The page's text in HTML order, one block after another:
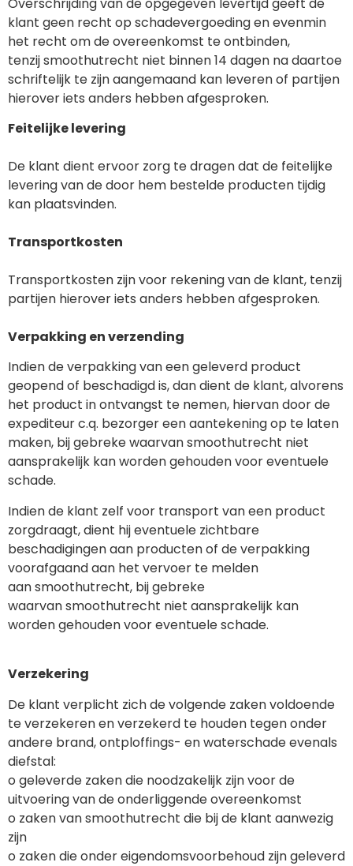
klant geen recht op schadevergoeding en evenmin
het recht om de overeenkomst te ontbinden,
tenzij smoothutrecht niet binnen 14 dagen na daartoe
schriftelijk te zijn aangemaand kan leveren of partijen
hierover iets anders hebben afgesproken.
Feitelijke levering
De klant dient ervoor zorg te dragen dat de feitelijke
levering van de door hem bestelde producten tijdig
kan plaatsvinden.
Transportkosten
Transportkosten zijn voor rekening van de klant, tenzij
partijen hierover iets anders hebben afgesproken.
Verpakking en verzending
Indien de verpakking van een geleverd product
geopend of beschadigd is, dan dient de klant, alvorens
het product in ontvangst te nemen, hiervan door de
expediteur c.q. bezorger een aantekening op te laten
maken, bij gebreke waarvan smoothutrecht niet
aansprakelijk kan worden gehouden voor eventuele
schade.
Indien de klant zelf voor transport van een product
zorgdraagt, dient hij eventuele zichtbare
beschadigingen aan producten of de verpakking
voorafgaand aan het vervoer te melden
aan smoothutrecht, bij gebreke
waarvan smoothutrecht niet aansprakelijk kan
worden gehouden voor eventuele schade.
Verzekering
De klant verplicht zich de volgende zaken voldoende
te verzekeren en verzekerd te houden tegen onder
andere brand, ontploffings- en waterschade evenals
diefstal:
o geleverde zaken die noodzakelijk zijn voor de
uitvoering van de onderliggende overeenkomst
o zaken van smoothutrecht die bij de klant aanwezig
zijn
o zaken die onder eigendomsvoorbehoud zijn geleverd